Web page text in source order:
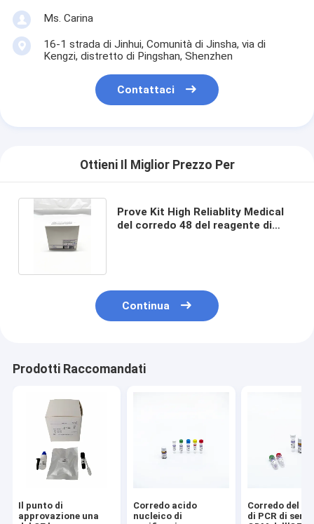
Ms. Carina
16-1 strada di Jinhui, Comunità di Jinsha, via di
Kengzi, distretto di Pingshan, Shenzhen
Contattaci
Ottieni Il Miglior Prezzo Per
Prove Kit High Reliablity Medical
del corredo 48 del reagente di
Continua
Prodotti Raccomandati
Il punto di
approvazione una
Corredo acido
nucleico di
Corredo del
di PCR di